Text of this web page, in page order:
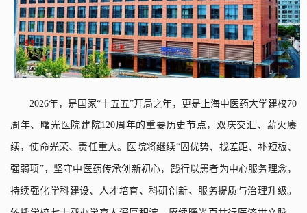
2026年，是国家“十五五”开局之年，更是上海中医药大学建校70
周年、曙光医院建院120周年的重要历史节点，双庆交汇、薪火赓
续，使命光荣、责任重大。医院将继续“固优势、找差距、补短板、
强弱项”，坚守中医药传承创新初心，践行以患者为中心服务理念，
持续强化学科建设、人才培育、科研创新、服务提质与治理升级。